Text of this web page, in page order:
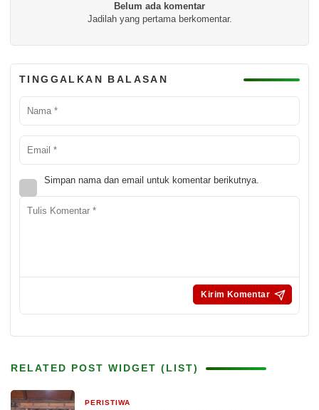
Belum ada komentar
Jadilah yang pertama berkomentar.
TINGGALKAN BALASAN
Simpan nama dan email untuk komentar berikutnya.
RELATED POST WIDGET (LIST)
PERISTIWA